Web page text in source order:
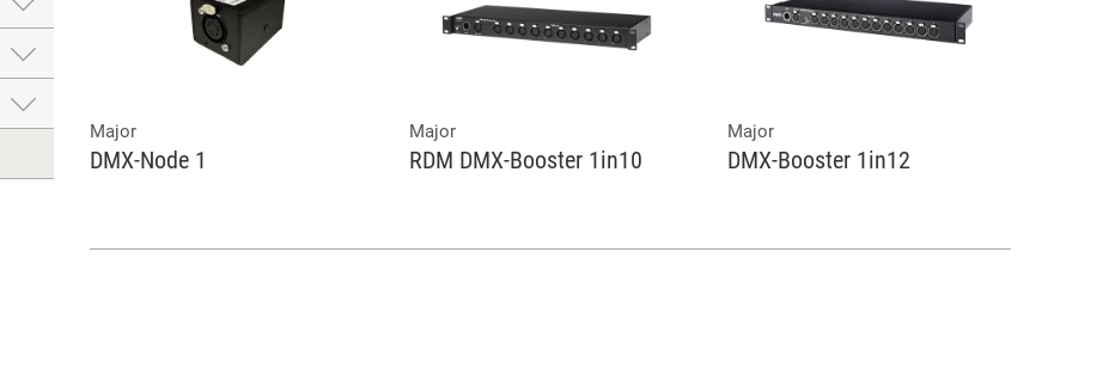
Major
DMX-Node 1
Major
RDM DMX-Booster 1in10
Major
DMX-Booster 1in12